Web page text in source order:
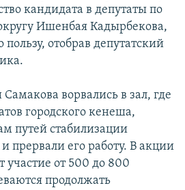
кандидата в депутаты по
Ишенбая Кадырбекова,
отобрав депутатский
ворвались в зал, где
городского кенеша,
путей стабилизации
прервали его работу. В акции
участие от 500 до 800
продолжать